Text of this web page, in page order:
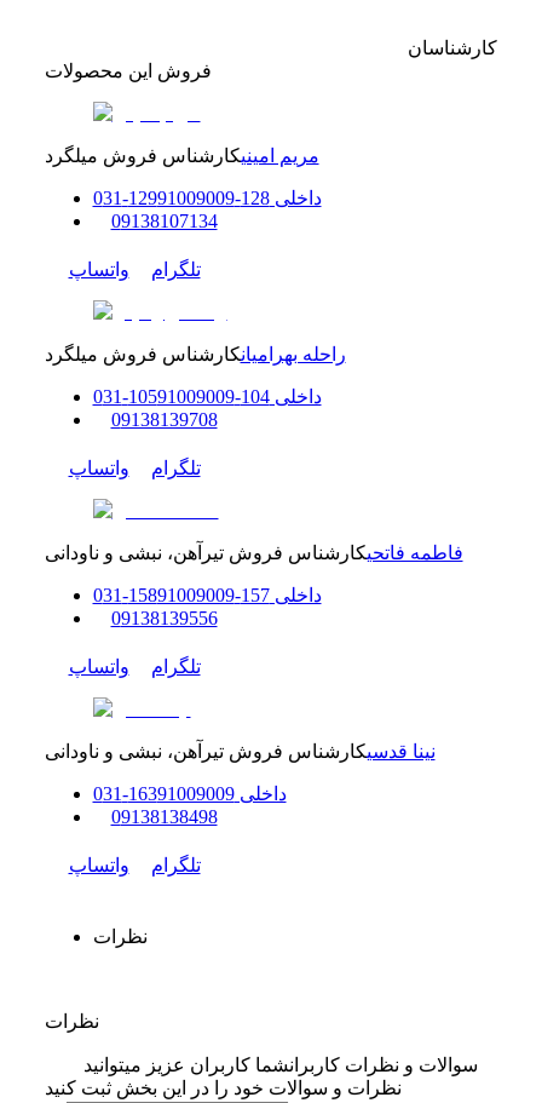
کارشناسان
فروش این محصولات
مریم امینیکارشناس فروش میلگرد
داخلی128-129
91009009
-
031
09138107134
تلگرام واتساپ
راحله بهرامیانکارشناس فروش میلگرد
داخلی104-105
91009009
-
031
09138139708
تلگرام واتساپ
فاطمه فاتحیکارشناس فروش تیرآهن، نبشی و ناودانی
داخلی157-158
91009009
-
031
09138139556
تلگرام واتساپ
نینا قدسیکارشناس فروش تیرآهن، نبشی و ناودانی
داخلی 16391009009
-
031
09138138498
تلگرام واتساپ
نظرات
نظرات
سوالات و نظرات کاربرانشما کاربران عزیز میتوانید
نظرات و سوالات خود را در این بخش ثبت کنید